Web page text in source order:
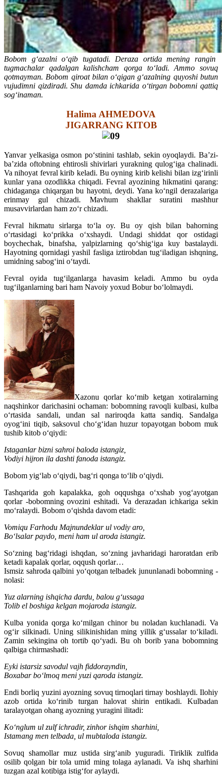
Bobom g‘azalni o‘qib tugatadi. Deraza ortida mening rangin
tugmachalar qadalgan kalishcham qorga to‘ladi. Ammo sovuq
qotmayman. Bobom qiroat bilan o‘qigan g‘azalning quyoshi butun
vujudimni qizdiradi. Shu damda ichkarida o‘tirgan bobomni qattiq
sog‘inaman.
Halima AHMEDOVA
JIGARRANG KITOB
Yanvar yelkasiga osmon po‘stinini tashlab, sekin oyoqlaydi. Ba’zi-
ba’zida oftobning ehtirosli shivirlari yurakning qulog‘iga chalinadi.
Va nihoyat fevral kirib keladi. Bu oyning kirib kelishi bilan izg‘irinli
kunlar yana ozodlikka chiqadi. Fevral ayozining hikmatini qarang:
chidaganga chiqargan bu hayotni, deydi. Yana ko‘ngil derazalariga
erinmay gul chizadi. Mavhum shakllar suratini mashhur
musavvirlardan ham zo‘r chizadi.
Fevral hikmatu sirlarga to‘la oy. Bu oy qish bilan bahorning
o‘rtasidagi ko‘prikka o‘xshaydi. Undagi shiddat qor ostidagi
boychechak, binafsha, yalpizlarning qo‘shig‘iga kuy bastalaydi.
Hayotning qornidagi yashil fasliga iztirobdan tug‘iladigan ishqning,
umidning sabog‘ini o‘taydi.
Fevral oyida tug‘ilganlarga havasim keladi. Ammo bu oyda
tug‘ilganlarning bari ham Navoiy yoxud Bobur bo‘lolmaydi.
Xazonu qorlar ko‘mib ketgan xotiralarning
naqshinkor darichasini ochaman: bobomning ravoqli kulbasi, kulba
o‘rtasida sandali, undan sal nariroqda katta sandiq. Sandalga
oyog‘ini tiqib, saksovul cho‘g‘idan huzur topayotgan bobom muk
tushib kitob o‘qiydi:
Istaganlar bizni sahroi baloda istangiz,
Vodiyi hijron ila dashti fanoda istangiz.
Bobom yig‘lab o‘qiydi, bag‘ri qonga to‘lib o‘qiydi.
Tashqarida goh kapalakka, goh oqqushga o‘xshab yog‘ayotgan
qorlar -bobomning ovozini eshitadi. Va derazadan ichkariga sekin
mo‘ralaydi. Bobom o‘qishda davom etadi:
Vomiqu Farhodu Majnundeklar ul vodiy aro,
Bo‘lsalar paydo, meni ham ul aroda istangiz.
So‘zning bag‘ridagi ishqdan, so‘zning javharidagi haroratdan erib
ketadi kapalak qorlar, oqqush qorlar…
Ismsiz sahroda qalbini yo‘qotgan telbadek jununlanadi bobomning -
nolasi:
Yuz alarning ishqicha dardu, balou g‘ussaga
Tolib el boshiga kelgan mojaroda istangiz.
Kulba yonida qorga ko‘milgan chinor bu noladan kuchlanadi. Va
og‘ir silkinadi. Uning silikinishidan ming yillik g‘ussalar to‘kiladi.
Zamin sekingina oh tortib qo‘yadi. Bu oh borib yana bobomning
qalbiga chirmashadi:
Eyki istarsiz savodul vajh fiddorayndin,
Boxabar bo‘lmoq meni yuzi qaroda istangiz.
Endi borliq yuzini ayozning sovuq tirnoqlari tirnay boshlaydi. Ilohiy
azob ortida ko‘rinib turgan halovat shirin entikadi. Kulbadan
taralayotgan ohang ayozning yuragini ilitadi:
Ko‘nglum ul zulf ichradir, zinhor ishqim sharhini,
Istamang men telbada, ul mubtaloda istangiz.
Sovuq shamollar muz ustida sirg‘anib yuguradi. Tiriklik zulfida
osilib qolgan bir tola umid ming tolaga aylanadi. Va ishq sharhini
tuzgan azal kotibiga istig‘for aylaydi.